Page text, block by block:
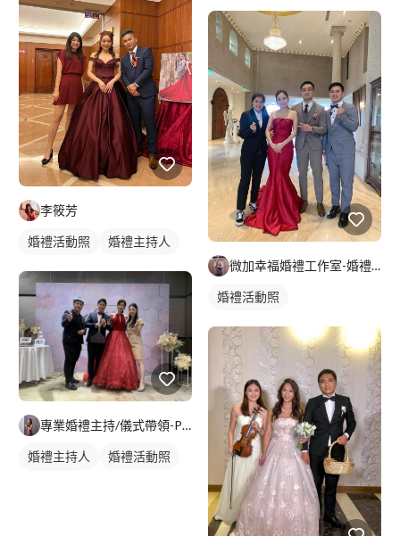
李筱芳
婚禮活動照 婚禮主持人
專業婚禮主持/儀式帶領-Peggy
婚禮主持人
婚禮活動照
微加幸福婚禮工作室-婚禮主持人JUNGLE
婚禮活動照